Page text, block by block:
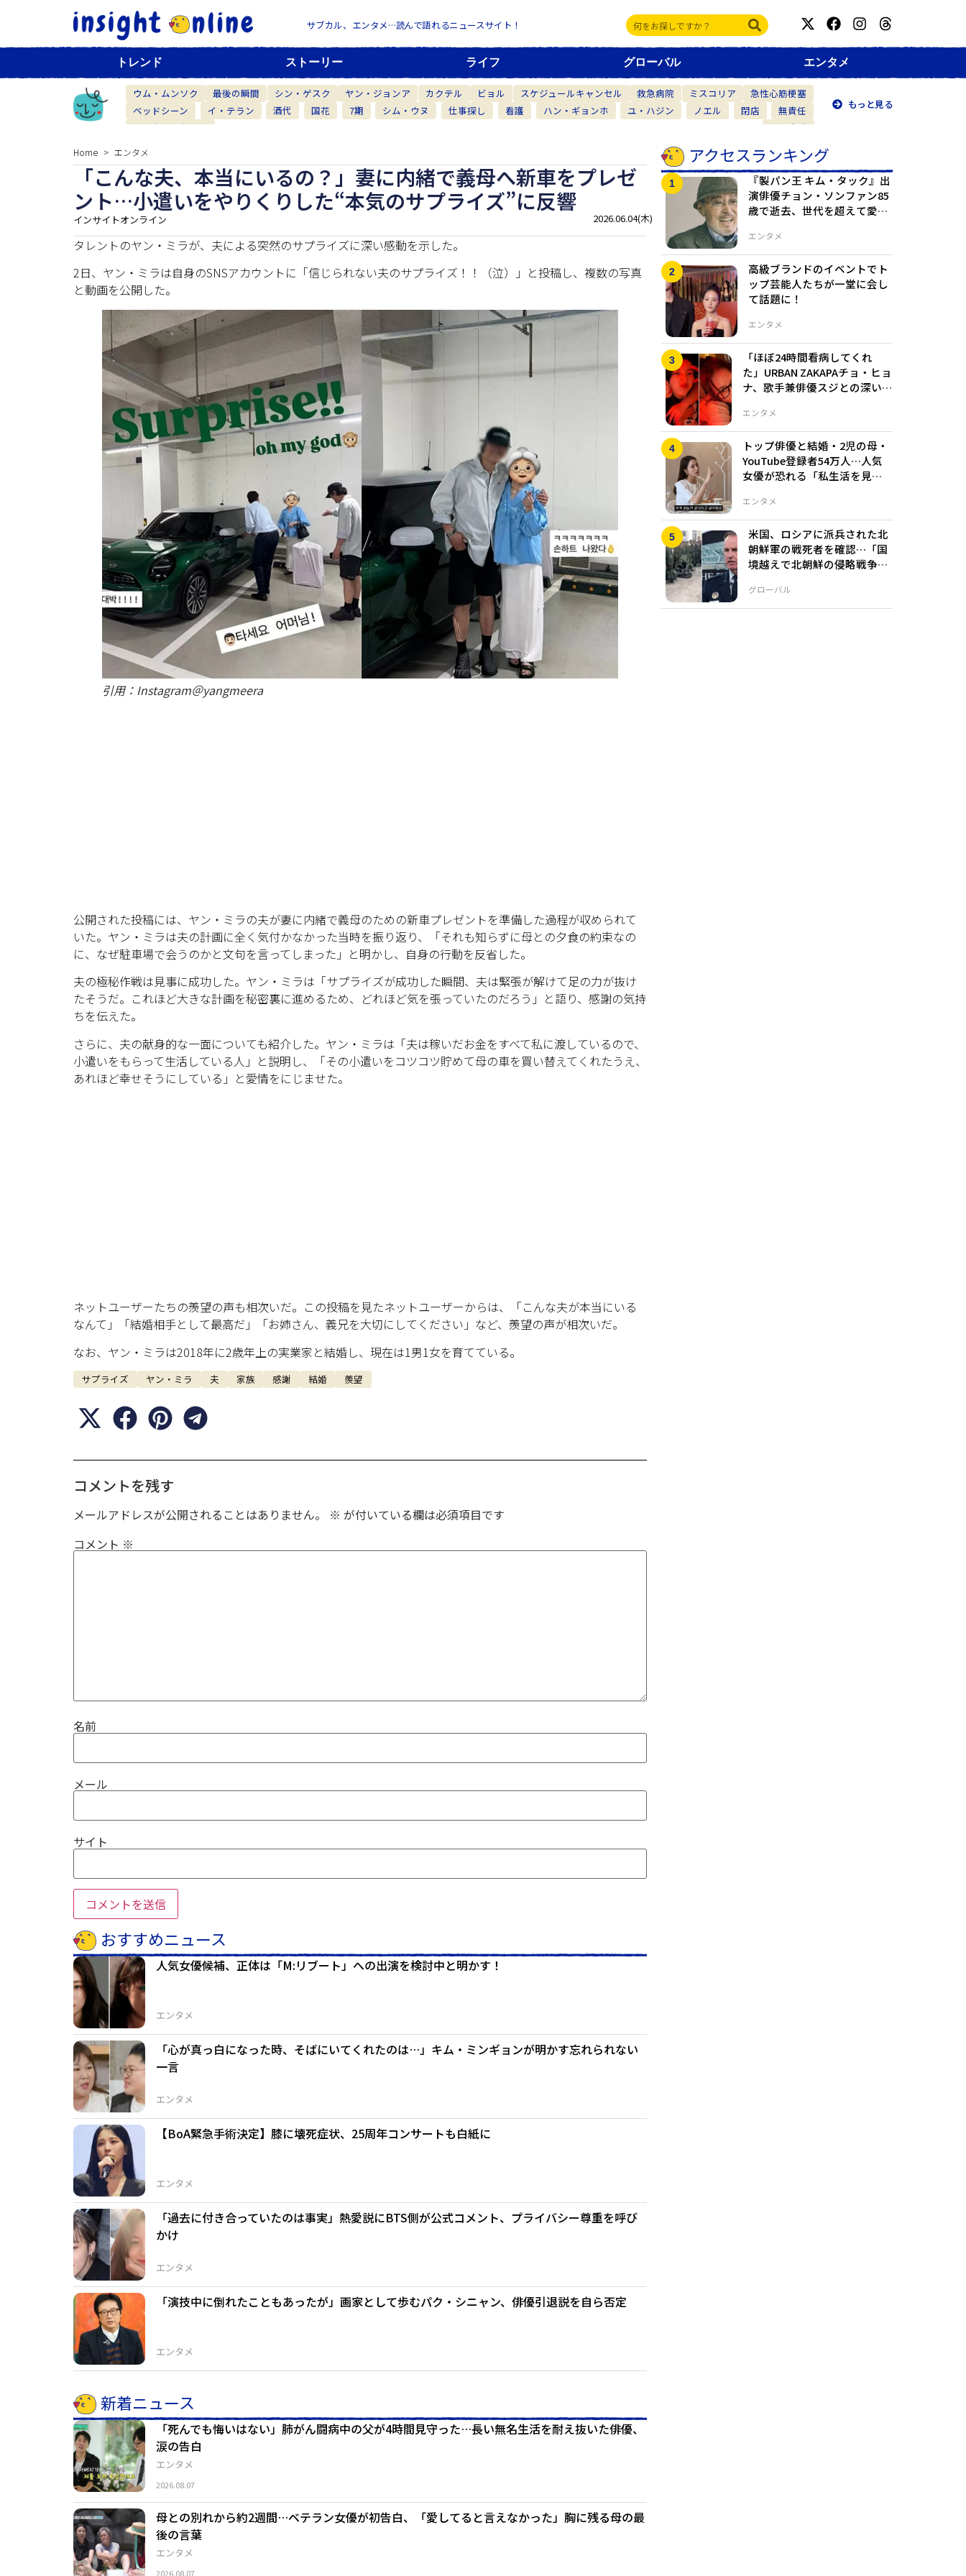
サブカル、エンタメ…読んで語れるニュースサイト！
トレンド ストーリー ライフ グローバル エンタメ
ウム・ムンソク 最後の瞬間 シン・ゲスク ヤン・ジョンア カクテル ビョル スケジュールキャンセル 救急病院 ミスコリア
急性心筋梗塞
ベッドシーン
イ・テラン 酒代 国花 7期 シム・ウヌ 仕事探し 看護 ハン・ギョンホ ユ・ハジン ノエル 閉店
無責任
ベーカリーカフェ
仲間意識
もっと見る
Home エンタメ
「こんな夫、本当にいるの？」妻に内緒で義母へ新車をプレゼ
ント…小遣いをやりくりした“本気のサプライズ”に反響
インサイトオンライン 2026.06.04(木)
タレントのヤン・ミラが、夫による突然のサプライズに深い感動を示した。
2日、ヤン・ミラは自身のSNSアカウントに「信じられない夫のサプライズ！！（泣）」と投稿し、複数の写真
と動画を公開した。
引用：Instagram＠yangmeera
公開された投稿には、ヤン・ミラの夫が妻に内緒で義母のための新車プレゼントを準備した過程が収められて
いた。ヤン・ミラは夫の計画に全く気付かなかった当時を振り返り、「それも知らずに母との夕食の約束なの
に、なぜ駐車場で会うのかと文句を言ってしまった」と明かし、自身の行動を反省した。
夫の極秘作戦は見事に成功した。ヤン・ミラは「サプライズが成功した瞬間、夫は緊張が解けて足の力が抜け
たそうだ。これほど大きな計画を秘密裏に進めるため、どれほど気を張っていたのだろう」と語り、感謝の気持
ちを伝えた。
さらに、夫の献身的な一面についても紹介した。ヤン・ミラは「夫は稼いだお金をすべて私に渡しているので、
小遣いをもらって生活している人」と説明し、「その小遣いをコツコツ貯めて母の車を買い替えてくれたうえ、
あれほど幸せそうにしている」と愛情をにじませた。
ネットユーザーたちの羨望の声も相次いだ。この投稿を見たネットユーザーからは、「こんな夫が本当にいる
なんて」「結婚相手として最高だ」「お姉さん、義兄を大切にしてください」など、羨望の声が相次いだ。
なお、ヤン・ミラは2018年に2歳年上の実業家と結婚し、現在は1男1女を育てている。
サプライズ ヤン・ミラ 夫 家族 感謝 結婚 羨望
コメントを残す
メールアドレスが公開されることはありません。 ※ が付いている欄は必須項目です
コメント ※
名前
メール
サイト
おすすめニュース
エンタメ
人気女優候補、正体は「M:リブート」への出演を検討中と明かす！
エンタメ
「心が真っ白になった時、そばにいてくれたのは…」キム・ミンギョンが明かす忘れられない
一言
エンタメ
【BoA緊急手術決定】膝に壊死症状、25周年コンサートも白紙に
エンタメ
「過去に付き合っていたのは事実」熱愛説にBTS側が公式コメント、プライバシー尊重を呼び
かけ
エンタメ
「演技中に倒れたこともあったが」画家として歩むパク・シニャン、俳優引退説を自ら否定
新着ニュース
エンタメ
「死んでも悔いはない」肺がん闘病中の父が4時間見守った…長い無名生活を耐え抜いた俳優、
涙の告白
2026.08.07
エンタメ
母との別れから約2週間…ベテラン女優が初告白、「愛してると言えなかった」胸に残る母の最
後の言葉
2026.08.07
アクセスランキング
エンタメ
『製パン王 キム・タック』出
演俳優チョン・ソンファン85
歳で逝去、世代を超えて愛さ
エンタメ
高級ブランドのイベントでト
ップ芸能人たちが一堂に会し
て話題に！
エンタメ
「ほぼ24時間看病してくれ
た」URBAN ZAKAPAチョ・ヒョ
ナ、歌手兼俳優スジとの深い友
エンタメ
トップ俳優と結婚・2児の母・
YouTube登録者54万人…人気
女優が恐れる「私生活を見せ
グローバル
米国、ロシアに派兵された北
朝鮮軍の戦死者を確認…「国
境越えで北朝鮮の侵略戦争